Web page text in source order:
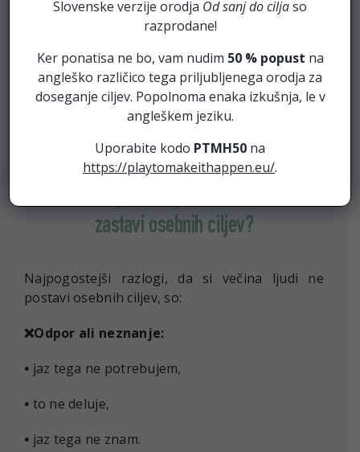
tako močno zviša možnost, da uresničimo svoje
največje želje in izboljšamo kvaliteto življenja,…
… zakaj si skoraj nihče ne postavi osebnih
ciljev?
zastavi osebnih ciljev?
Najpogostejši razlogi, da si večina ljudi ne
postavi osebnih ciljev, so:
❌Odpor ali neznanje:
• jaz tega ne potrebujem,
• to ne deluje,
• jaz tega ne znam.
Slovenske verzije orodja Od sanj do ciljaso
razprodane!
Ker ponatisa ne bo, vam nudim 50 % popust na
angleško različico tega priljubljenega orodja za
doseganje ciljev. Popolnoma enaka izkušnja, le v
angleškem jeziku.
Uporabite kodo PTMH50 na
https://playtomakeithappen.eu/.